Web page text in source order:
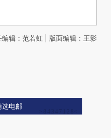
编辑：范若虹 | 版面编辑：王影
选电邮